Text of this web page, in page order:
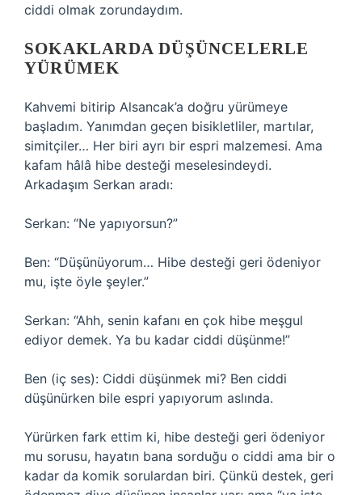
ciddi olmak zorundaydım.
SOKAKLARDA DÜŞÜNCELERLE
YÜRÜMEK
Kahvemi bitirip Alsancak’a doğru yürümeye
başladım. Yanımdan geçen bisikletliler, martılar,
simitçiler… Her biri ayrı bir espri malzemesi. Ama
kafam hâlâ hibe desteği meselesindeydi.
Arkadaşım Serkan aradı:
Serkan: “Ne yapıyorsun?”
Ben: “Düşünüyorum… Hibe desteği geri ödeniyor
mu, işte öyle şeyler.”
Serkan: “Ahh, senin kafanı en çok hibe meşgul
ediyor demek. Ya bu kadar ciddi düşünme!”
Ben (iç ses): Ciddi düşünmek mi? Ben ciddi
düşünürken bile espri yapıyorum aslında.
Yürürken fark ettim ki, hibe desteği geri ödeniyor
mu sorusu, hayatın bana sorduğu o ciddi ama bir o
kadar da komik sorulardan biri. Çünkü destek, geri